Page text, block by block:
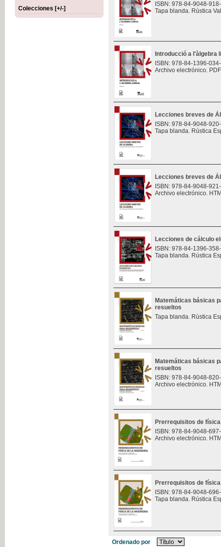
Colecciones [+/-]
ISBN: 978-84-9048-
Tapa blanda. Rústica
Introducció a l'àlgebra
ISBN: 978-84-1396-
Archivo electrónico.
Lecciones breves de
ISBN: 978-84-9048-
Tapa blanda. Rústica
Lecciones breves de
ISBN: 978-84-9048-
Archivo electrónico.
Lecciones de cálculo
ISBN: 978-84-1396-
Tapa blanda. Rústica
Matemáticas básicas
resueltos
Tapa blanda. Rústica
Matemáticas básicas
resueltos
ISBN: 978-84-9048-
Archivo electrónico.
Prerrequisitos de
ISBN: 978-84-9048-
Archivo electrónico.
Prerrequisitos de
ISBN: 978-84-9048-
Tapa blanda. Rústica
Ordenado por